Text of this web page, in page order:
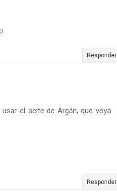
Responder
el acite de Argán, que voya
Responder